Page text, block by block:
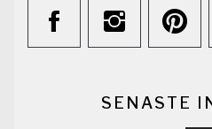
SENASTE